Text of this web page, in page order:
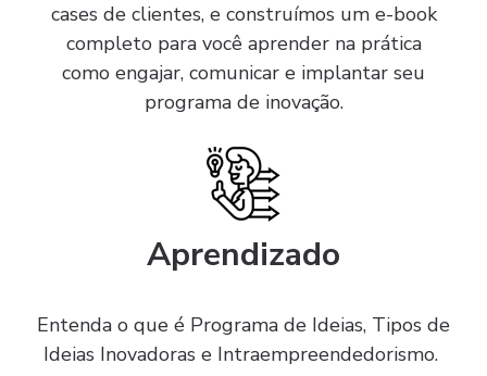
cases de clientes, e construímos um e-book
completo para você aprender na prática
como engajar, comunicar e implantar seu
programa de inovação.
Aprendizado
Entenda o que é Programa de Ideias, Tipos de
Ideias Inovadoras e Intraempreendedorismo.